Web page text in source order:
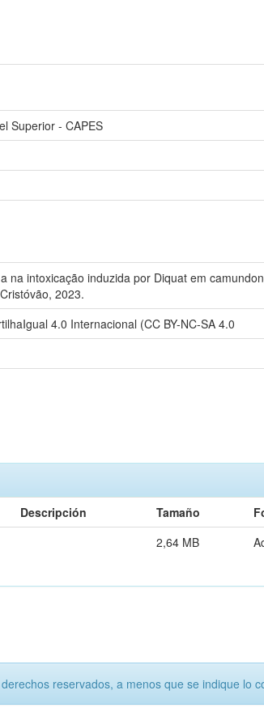
Superior - CAPES
na intoxicação induzida por Diquat em
2023.
4.0 Internacional (CC BY-NC-SA 4.0
Descripción Tamaño
2,64 MB
reservados, a menos que se indique lo